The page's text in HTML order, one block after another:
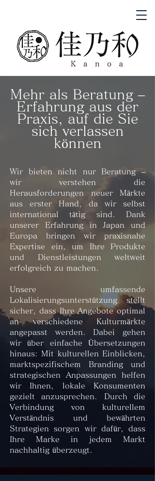
Mehr als Beratung –
Erfahrung aus der
Praxis, auf die Sie
sich verlassen
können
Wir bieten nicht nur Beratung –
wir verstehen die
Herausforderungen neuer Märkte
aus erster Hand, da wir selbst
international tätig sind. Dank
unserer Erfahrung in Japan und
Europa bringen wir praxisnahe
Expertise ein, um Ihre Produkte
und Dienstleistungen weltweit
erfolgreich zu machen.
Unsere umfassende
Lokalisierungsunterstützung stellt
sicher, dass Ihre Angebote optimal
an verschiedene Kulturmärkte
angepasst werden. Dabei gehen
wir über einfache Übersetzungen
hinaus: Mit kulturellen Einblicken,
marktspezifischem Branding und
strategischen Anpassungen helfen
wir Ihnen, lokale Konsumenten
gezielt anzusprechen. Durch die
Verbindung von kulturellem
Verständnis und bewährten
Strategien sorgen wir dafür, dass
Ihre Marke in jedem Markt
nachhaltig überzeugt.